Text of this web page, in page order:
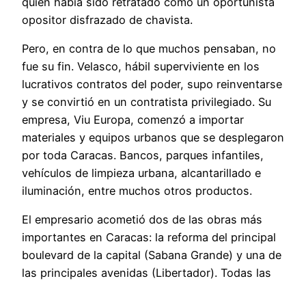
opositor disfrazado de chavista.
Pero, en contra de lo que muchos pensaban, no
fue su fin. Velasco, hábil superviviente en los
lucrativos contratos del poder, supo reinventarse
y se convirtió en un contratista privilegiado. Su
empresa, Viu Europa, comenzó a importar
materiales y equipos urbanos que se desplegaron
por toda Caracas. Bancos, parques infantiles,
vehículos de limpieza urbana, alcantarillado e
iluminación, entre muchos otros productos.
El empresario acometió dos de las obras más
importantes en Caracas: la reforma del principal
boulevard de la capital (Sabana Grande) y una de
las principales avenidas (Libertador). Todas las